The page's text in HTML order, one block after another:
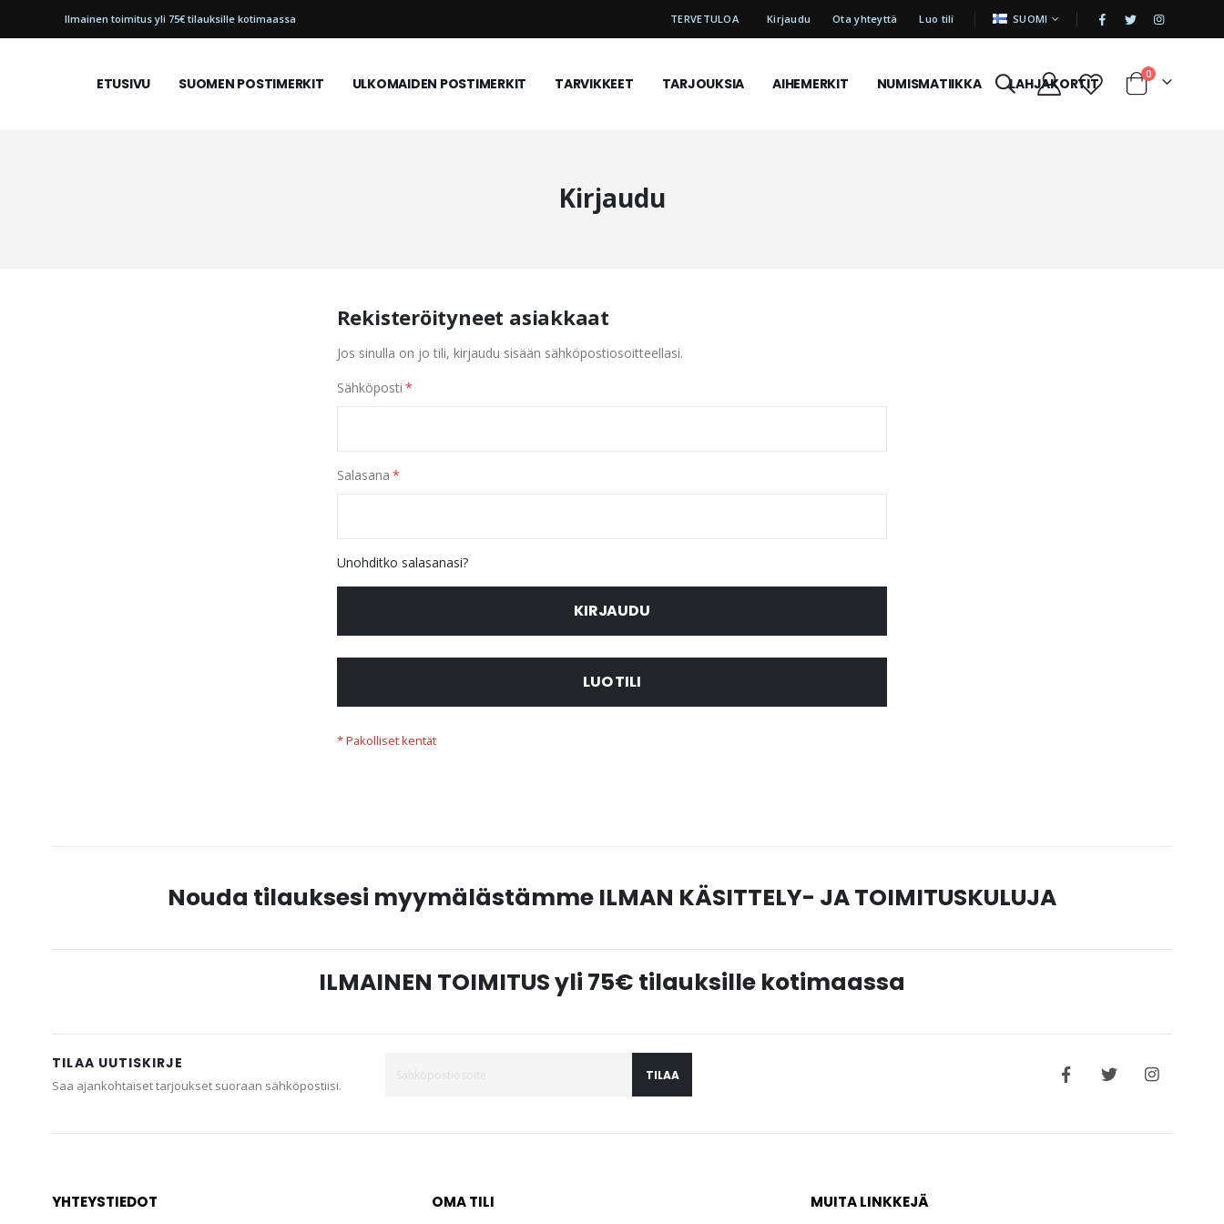
TERVETULOA Kirjaudu Ota yhteyttä Luo tili KIELI SUOMI |
Ilmainen toimitus yli 75€ tilauksille kotimaassa
ETUSIVU SUOMEN POSTIMERKIT ULKOMAIDEN POSTIMERKIT TARVIKKEET TARJOUKSIA AIHEMERKIT NUMISMATIIKKA LAHJAKORTIT Cart
0tuotetta
Kirjaudu
Rekisteröityneet asiakkaat
Jos sinulla on jo tili, kirjaudu sisään sähköpostiosoitteellasi.
Sähköposti
Salasana
Unohditko salasanasi?
KIRJAUDU
LUO TILI
Nouda tilauksesi myymälästämme ILMAN KÄSITTELY- JA TOIMITUSKULUJA
ILMAINEN TOIMITUS yli 75€ tilauksille kotimaassa
TILAA UUTISKIRJE
Saa ajankohtaiset tarjoukset suoraan sähköpostiisi.
TILAA
YHTEYSTIEDOT OMA TILI MUITA LINKKEJÄ